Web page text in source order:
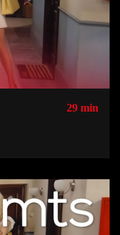
29 min